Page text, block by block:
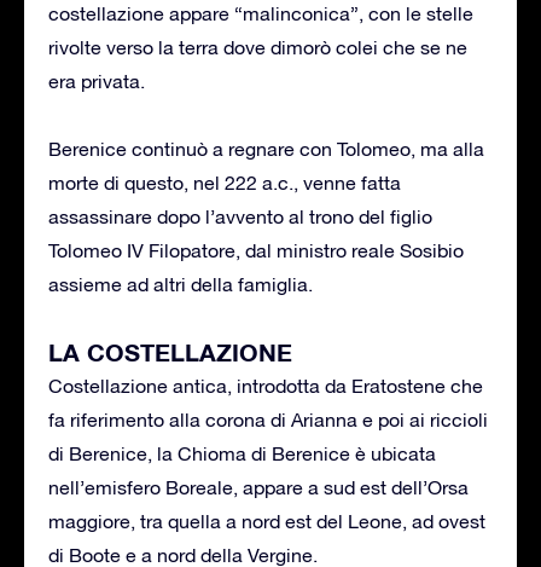
costellazione appare “malinconica”, con le stelle
rivolte verso la terra dove dimorò colei che se ne
era privata.
Berenice continuò a regnare con Tolomeo, ma alla
morte di questo, nel 222 a.c., venne fatta
assassinare dopo l’avvento al trono del figlio
Tolomeo IV Filopatore, dal ministro reale Sosibio
assieme ad altri della famiglia.
LA COSTELLAZIONE
Costellazione antica, introdotta da Eratostene che
fa riferimento alla corona di Arianna e poi ai riccioli
di Berenice, la Chioma di Berenice è ubicata
nell’emisfero Boreale, appare a sud est dell’Orsa
maggiore, tra quella a nord est del Leone, ad ovest
di Boote e a nord della Vergine.